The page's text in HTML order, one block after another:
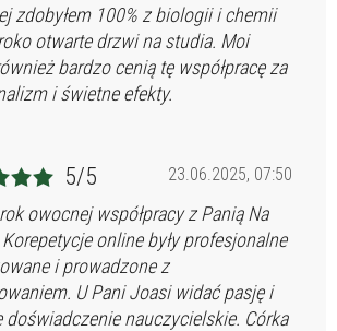
zdobyłem 100% z biologii i chemii
otwarte drzwi na studia. Moi
bardzo cenią tę współpracę za
i świetne efekty.
23.06.2025, 07:50
5/5
owocnej współpracy z Panią Na
online były profesjonalne
i prowadzone z
U Pani Joasi widać pasję i
doświadczenie nauczycielskie. Córka